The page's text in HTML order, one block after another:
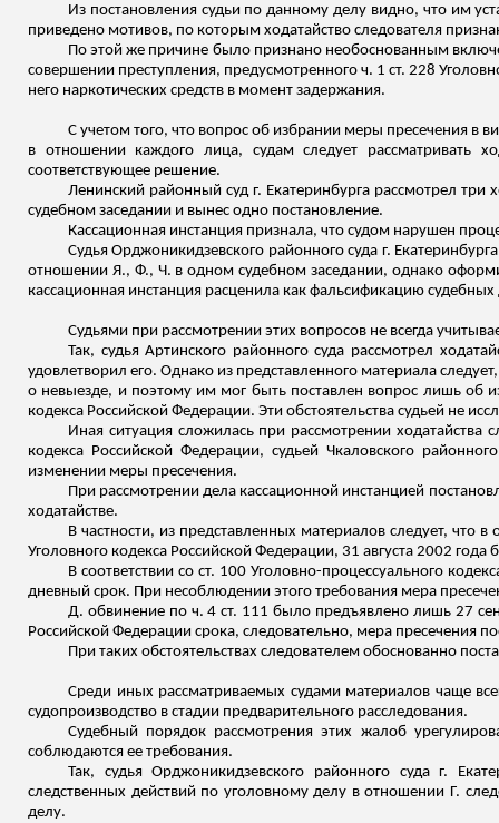
Из постановления судьи по данному делу видно, что им
приведено мотивов, по которым ходатайство следователя
По этой же причине было признано необоснованным
совершении преступления, предусмотренного ч. 1 ст. 228
него наркотических средств в момент задержания.
С учетом того, что вопрос об избрании меры пресечения в
в отношении каждого лица, судам следует рассматривать
соответствующее решение.
Ленинский районный суд г. Екатеринбурга рассмотрел
судебном заседании и вынес одно постановление.
Кассационная инстанция признала, что судом нарушен
Судья Орджоникидзевского районного суда г.
отношении Я., Ф., Ч. в одном судебном заседании, однако
кассационная инстанция расценила как фальсификацию
Судьями при рассмотрении этих вопросов не всегда
Так, судья Артинского районного суда рассмотрел
удовлетворил его. Однако из представленного материала
о невыезде, и поэтому им мог быть поставлен вопрос лишь об
кодекса Российской Федерации. Эти обстоятельства судьей не
Иная ситуация сложилась при рассмотрении
кодекса Российской Федерации, судьей Чкаловского
изменении меры пресечения.
При рассмотрении дела кассационной инстанцией
ходатайстве.
В частности, из представленных материалов следует, что
Уголовного кодекса Российской Федерации, 31 августа 2002
В соответствии со ст. 100 Уголовно-процессуального
дневный срок. При несоблюдении этого требования мера
Д. обвинение по ч. 4 ст. 111 было предъявлено лишь 27
Российской Федерации срока, следовательно, мера пресечения
При таких обстоятельствах следователем обоснованно
Среди иных рассматриваемых судами материалов чаще
судопроизводство в стадии предварительного расследования.
Судебный порядок рассмотрения этих жалоб
соблюдаются ее требования.
Так, судья Орджоникидзевского районного суда г.
следственных действий по уголовному делу в отношении Г.
делу.